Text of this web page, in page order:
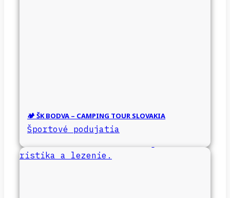
🏕️ ŠK BODVA – CAMPING TOUR SLOVAKIA
Športové podujatia